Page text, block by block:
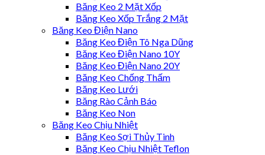
Băng Keo 2 Mặt Xốp
Băng Keo Xốp Trắng 2 Mặt
Băng Keo Điện Nano
Băng Keo Điện Tô Nga Dũng
Băng Keo Điện Nano 10Y
Băng Keo Điện Nano 20Y
Băng Keo Chống Thấm
Băng Keo Lưới
Băng Rào Cảnh Báo
Băng Keo Non
Băng Keo Chịu Nhiệt
Băng Keo Sợi Thủy Tinh
Băng Keo Chịu Nhiệt Teflon